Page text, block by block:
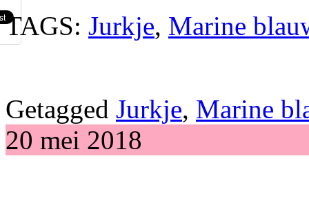
TAGS: Jurkje, Marine
Getagged Jurkje, Marine
20 mei 2018